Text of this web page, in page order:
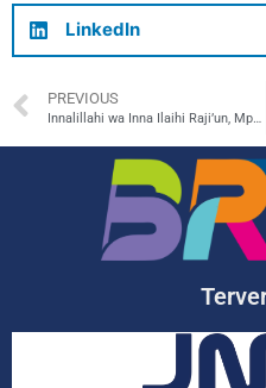
LinkedIn
PREVIOUS